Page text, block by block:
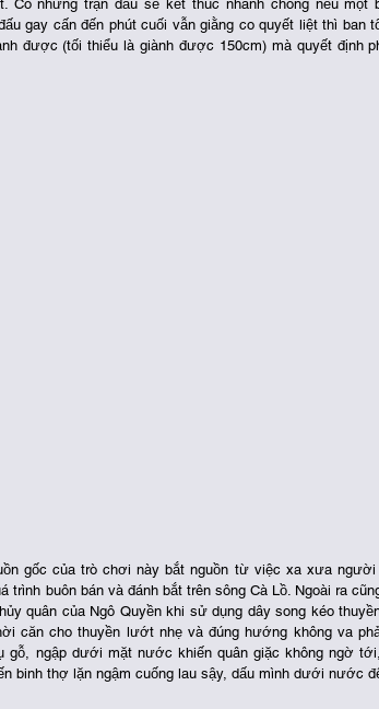
Có những trận đấu sẽ kết thúc nhanh chóng nếu một
gay cấn đến phút cuối vẫn giằng co quyết liệt thì ban
được (tối thiểu là giành được 150cm) mà quyết định
gốc của trò chơi này bắt nguồn từ việc xa xưa
trình buôn bán và đánh bắt trên sông Cà Lồ. Ngoài ra
quân của Ngô Quyền khi sử dụng dây song kéo
căn cho thuyền lướt nhẹ và đúng hướng không va
gỗ, ngập dưới mặt nước khiến quân giặc không ngờ
binh thợ lặn ngậm cuống lau sậy, dấu mình dưới nước